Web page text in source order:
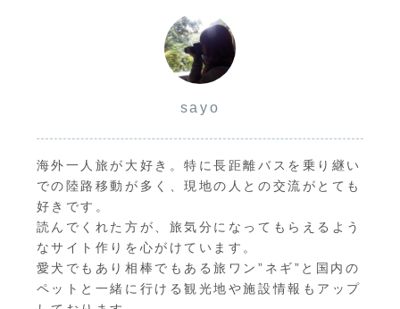
sayo
海外一人旅が大好き。特に長距離バスを乗り継い
での陸路移動が多く、現地の人との交流がとても
好きです。
読んでくれた方が、旅気分になってもらえるよう
なサイト作りを心がけています。
愛犬でもあり相棒でもある旅ワン”ネギ”と国内の
ペットと一緒に行ける観光地や施設情報もアップ